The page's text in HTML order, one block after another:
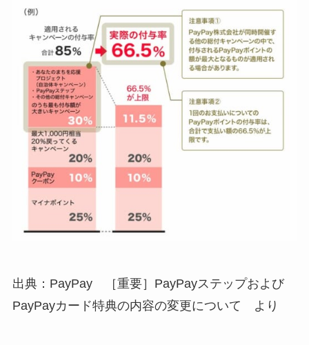
出典：PayPay ［重要］PayPayステップおよび
PayPayカード特典の内容の変更について より